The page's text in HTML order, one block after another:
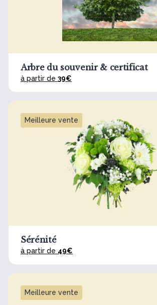
Arbre du souvenir & certificat
à partir de 39€
Meilleure vente
Sérénité
à partir de 49€
Meilleure vente